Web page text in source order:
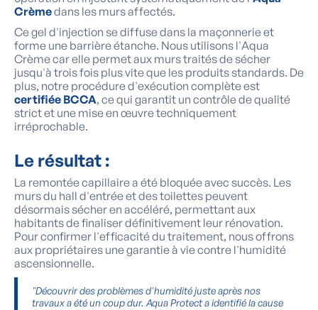
Crèmedans les murs affectés.
Ce gel d'injection se diffuse dans la maçonnerie et
forme une barrière étanche. Nous utilisons l'Aqua
Crème car elle permet aux murs traités de sécher
jusqu'à trois fois plus vite que les produits standards. De
plus, notre procédure d'exécution complète est
certifiée BCCA, ce qui garantit un contrôle de qualité
strict et une mise en œuvre techniquement
irréprochable.
Le résultat :
La remontée capillaire a été bloquée avec succès. Les
murs du hall d'entrée et des toilettes peuvent
désormais sécher en accéléré, permettant aux
habitants de finaliser définitivement leur rénovation.
Pour confirmer l'efficacité du traitement, nous offrons
aux propriétaires une garantie à vie contre l'humidité
ascensionnelle.
"Découvrir des problèmes d'humidité juste après nos
travaux a été un coup dur. Aqua Protect a identifié la cause